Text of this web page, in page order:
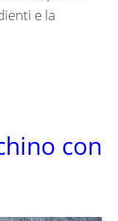
e la
con